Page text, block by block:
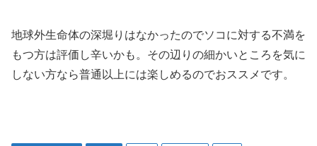
地球外生命体の深堀りはなかったのでソコに対する不満を
もつ方は評価し辛いかも。その辺りの細かいところを気に
しない方なら普通以上には楽しめるのでおススメです。